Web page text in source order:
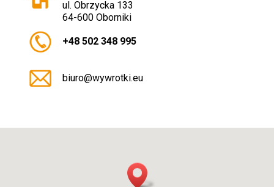
ul. Obrzycka 133
64-600 Oborniki
+48 502 348 995
biuro@wywrotki.eu